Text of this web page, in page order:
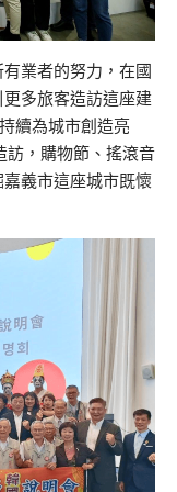
業者的努力，在國
多旅客造訪這座建
續為城市創造亮
訪，購物節、搖滾音
義市這座城市既懷